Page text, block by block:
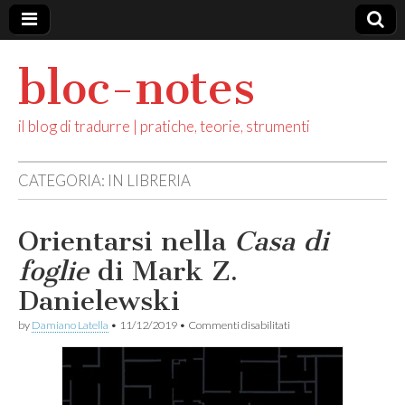
bloc-notes
il blog di tradurre | pratiche, teorie, strumenti
CATEGORIA: IN LIBRERIA
Orientarsi nella Casa di
fogliedi Mark Z.
Danielewski
by Damiano Latella • 11/12/2019 • Commenti disabilitati
nella
a
s